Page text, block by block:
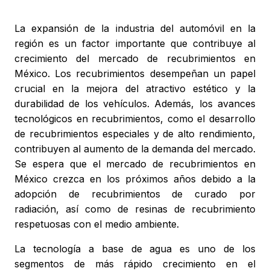
La expansión de la industria del automóvil en la
región es un factor importante que contribuye al
crecimiento del mercado de recubrimientos en
México. Los recubrimientos desempeñan un papel
crucial en la mejora del atractivo estético y la
durabilidad de los vehículos. Además, los avances
tecnológicos en recubrimientos, como el desarrollo
de recubrimientos especiales y de alto rendimiento,
contribuyen al aumento de la demanda del mercado.
Se espera que el mercado de recubrimientos en
México crezca en los próximos años debido a la
adopción de recubrimientos de curado por
radiación, así como de resinas de recubrimiento
respetuosas con el medio ambiente.
La tecnología a base de agua es uno de los
segmentos de más rápido crecimiento en el